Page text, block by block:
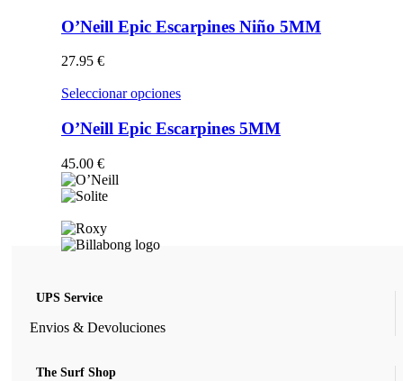
tiene
múltiples
opciones
se
pueden
elegir
O’Neill Epic Escarpines Niño 5MM
27.95 €
Seleccionar opcionesEste
tiene
múltiples
O’Neill Epic Escarpines 5MM
45.00 €
UPS Service
Envios & Devoluciones
The Surf Shop